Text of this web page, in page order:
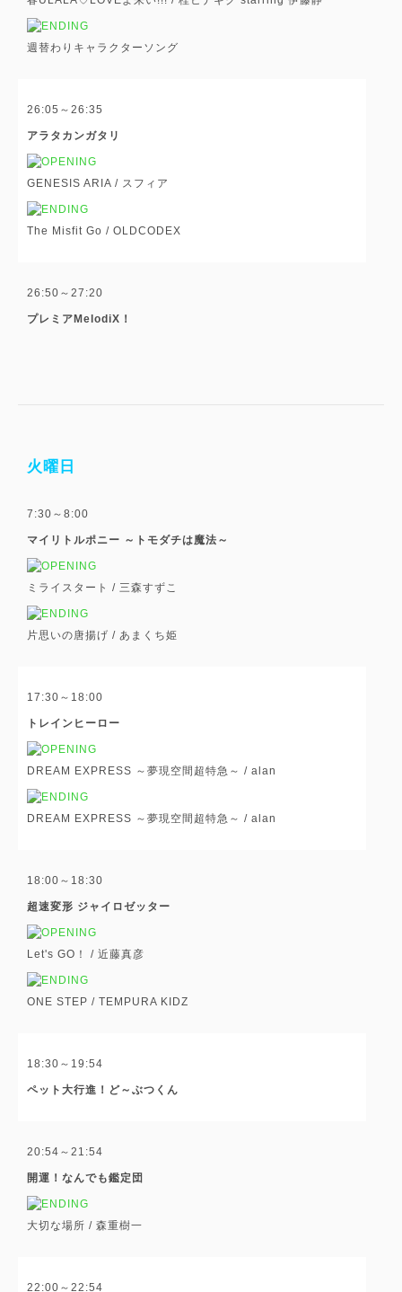
週替わりキャラクターソング
26:05～26:35
アラタカンガタリ
GENESIS ARIA / スフィア
The Misfit Go / OLDCODEX
26:50～27:20
プレミアMelodiX！
火曜日
7:30～8:00
マイリトルポニー ～トモダチは魔法～
ミライスタート / 三森すずこ
片思いの唐揚げ / あまくち姫
17:30～18:00
トレインヒーロー
DREAM EXPRESS ～夢現空間超特急～ / alan
DREAM EXPRESS ～夢現空間超特急～ / alan
18:00～18:30
超速変形 ジャイロゼッター
Let's GO！ / 近藤真彦
ONE STEP / TEMPURA KIDZ
18:30～19:54
ペット大行進！ど～ぶつくん
20:54～21:54
開運！なんでも鑑定団
大切な場所 / 森重樹一
22:00～22:54